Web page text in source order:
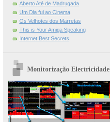
Aberto Até de Madrugada
Um Dia fui ao Cinema
Os Velhotes dos Marretas
This is Your Amiga Speaking
Internet Best Secrets
Monitorização Electricidade